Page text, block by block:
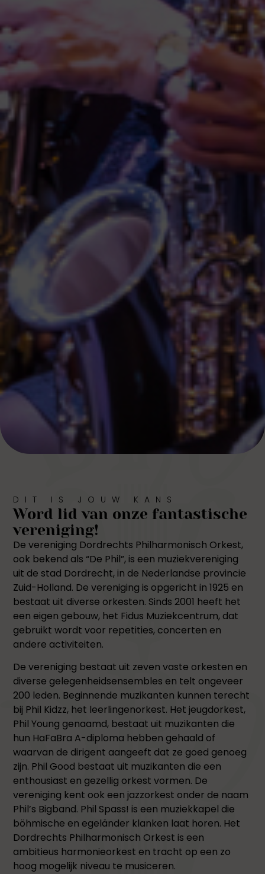
DIT IS JOUW KANS
Word lid van onze fantastische
vereniging!
De vereniging Dordrechts Philharmonisch Orkest,
ook bekend als “De Phil”, is een muziekvereniging
uit de stad Dordrecht, in de Nederlandse provincie
Zuid-Holland. De vereniging is opgericht in 1925 en
bestaat uit diverse orkesten. Sinds 2001 heeft het
een eigen gebouw, het Fidus Muziekcentrum, dat
gebruikt wordt voor repetities, concerten en
andere activiteiten.
De vereniging bestaat uit zeven vaste orkesten en
diverse gelegenheidsensembles en telt ongeveer
200 leden. Beginnende muzikanten kunnen terecht
bij Phil Kidzz, het leerlingenorkest. Het jeugdorkest,
Phil Young genaamd, bestaat uit muzikanten die
hun HaFaBra A-diploma hebben gehaald of
waarvan de dirigent aangeeft dat ze goed genoeg
zijn. Phil Good bestaat uit muzikanten die een
enthousiast en gezellig orkest vormen. De
vereniging kent ook een jazzorkest onder de naam
Phil’s Bigband. Phil Spass! is een muziekkapel die
böhmische en egeländer klanken laat horen. Het
Dordrechts Philharmonisch Orkest is een
ambitieus harmonieorkest en tracht op een zo
hoog mogelijk niveau te musiceren.